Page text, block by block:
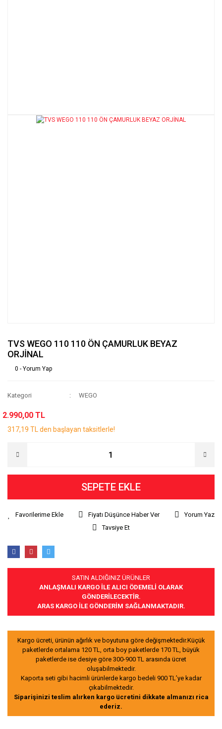
TVS WEGO 110 110 ÖN ÇAMURLUK BEYAZ
ORJİNAL
0 - Yorum Yap
Kategori WEGO
2.990,00 TL
317,19 TL den başlayan taksitlerle!
SEPETE EKLE
Fiyatı Düşünce Haber Ver
Yorum Yaz
Tavsiye Et
SATIN ALDIĞINIZ ÜRÜNLER
ANLAŞMALI KARGO İLE ALICI ÖDEMELİ OLARAK
GÖNDERİLECEKTİR.
ARAS KARGO İLE GÖNDERİM SAĞLANMAKTADIR.
Kargo ücreti, ürünün ağırlık ve boyutuna göre değişmektedir.Küçük
paketlerde ortalama 120 TL, orta boy paketlerde 170 TL, büyük
paketlerde ise desiye göre 300-900 TL arasında ücret
oluşabilmektedir.
Kaporta seti gibi hacimli ürünlerde kargo bedeli 900 TL’ye kadar
çıkabilmektedir.
Siparişinizi teslim alırken kargo ücretini dikkate almanızı rica
ederiz.